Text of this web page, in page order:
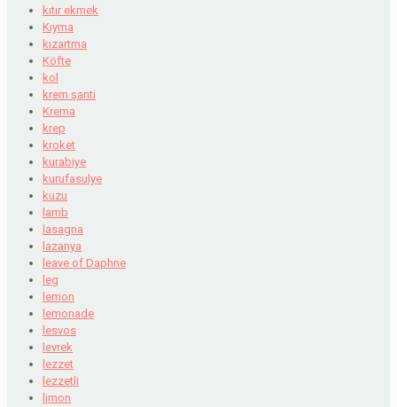
kıtır ekmek
Kıyma
kızartma
Köfte
kol
krem şanti
Krema
krep
kroket
kurabiye
kurufasulye
kuzu
lamb
lasagna
lazanya
leave of Daphne
leg
lemon
lemonade
lesvos
levrek
lezzet
lezzetli
limon